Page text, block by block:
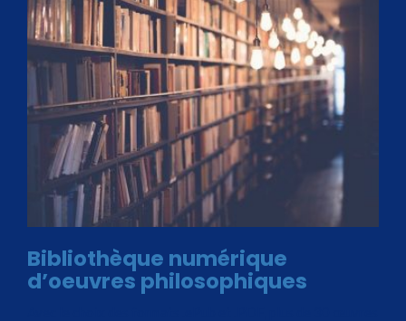
Bibliothèque numérique
d’oeuvres philosophiques